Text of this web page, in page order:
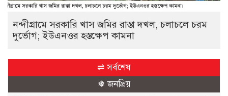
নন্দীগ্রামে সরকারি খাস জমির রাস্তা দখল, চলাচলে চরম
দুর্ভোগ; ইউএনওর হস্তক্ষেপ কামনা
⇌ সর্বশেষ
❅ জনপ্রিয়